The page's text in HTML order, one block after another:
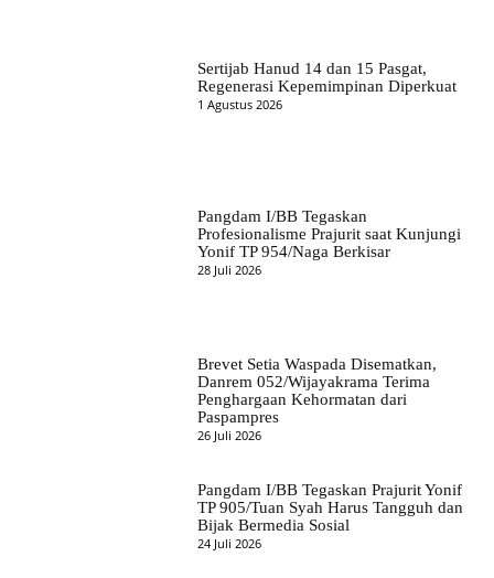
Sertijab Hanud 14 dan 15 Pasgat,
Regenerasi Kepemimpinan Diperkuat
1 Agustus 2026
Pangdam I/BB Tegaskan
Profesionalisme Prajurit saat Kunjungi
Yonif TP 954/Naga Berkisar
28 Juli 2026
Brevet Setia Waspada Disematkan,
Danrem 052/Wijayakrama Terima
Penghargaan Kehormatan dari
Paspampres
26 Juli 2026
Pangdam I/BB Tegaskan Prajurit Yonif
TP 905/Tuan Syah Harus Tangguh dan
Bijak Bermedia Sosial
24 Juli 2026